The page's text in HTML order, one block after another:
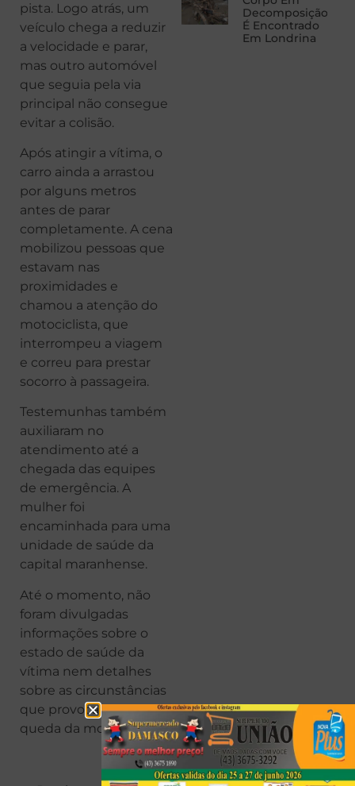
pista. Logo atrás, um
veículo chega a reduzir
a velocidade e parar,
mas outro automóvel
que seguia pela via
principal não consegue
evitar a colisão.
Após atingir a vítima, o
carro ainda a arrastou
por alguns metros
antes de parar
completamente. A cena
mobilizou pessoas que
estavam nas
proximidades e
chamou a atenção do
motociclista, que
interrompeu a viagem
e correu para prestar
socorro à passageira.
Testemunhas também
auxiliaram no
atendimento até a
chegada das equipes
de emergência. A
mulher foi
encaminhada para uma
unidade de saúde da
capital maranhense.
Até o momento, não
foram divulgadas
informações sobre o
estado de saúde da
vítima nem detalhes
sobre as circunstâncias
que provocaram a
queda da motocicleta.
Decomposição
É Encontrado
Em Londrina